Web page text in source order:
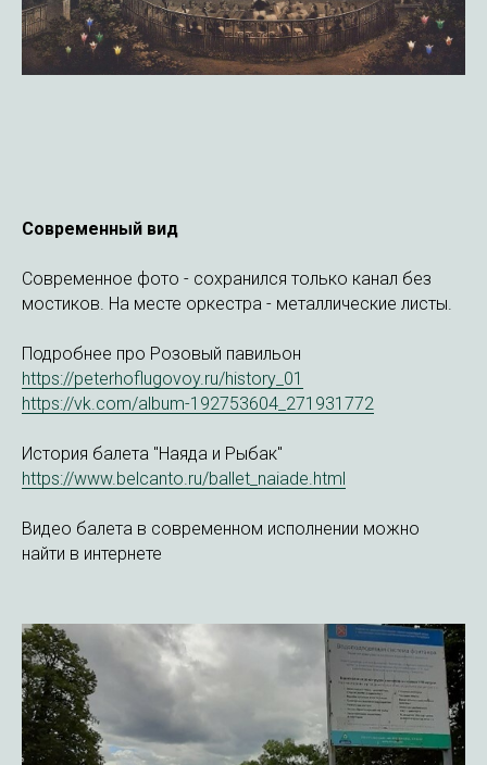
Современный вид
Современное фото - сохранился только канал без
мостиков. На месте оркестра - металлические листы.
Подробнее про Розовый павильон
https://peterhoflugovoy.ru/history_01
https://vk.com/album-192753604_271931772
История балета "Наяда и Рыбак"
https://www.belcanto.ru/ballet_naiade.html
Видео балета в современном исполнении можно
найти в интернете